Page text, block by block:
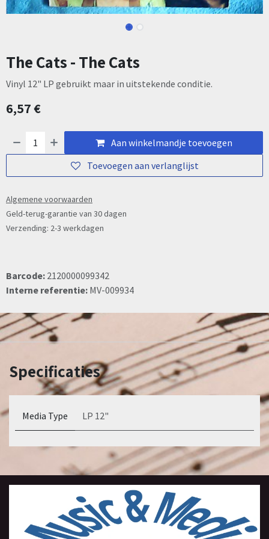
The Cats - The Cats
Vinyl 12" LP gebruikt maar in uitstekende conditie.
6,57€
Aan winkelmandje toevoegen
Toevoegen aan verlanglijst
Algemene voorwaarden
Geld-terug-garantie van 30 dagen
Verzending: 2-3 werkdagen
Barcode: 2120000099342
Interne referentie: MV-009934
Specificaties
Media Type LP 12"